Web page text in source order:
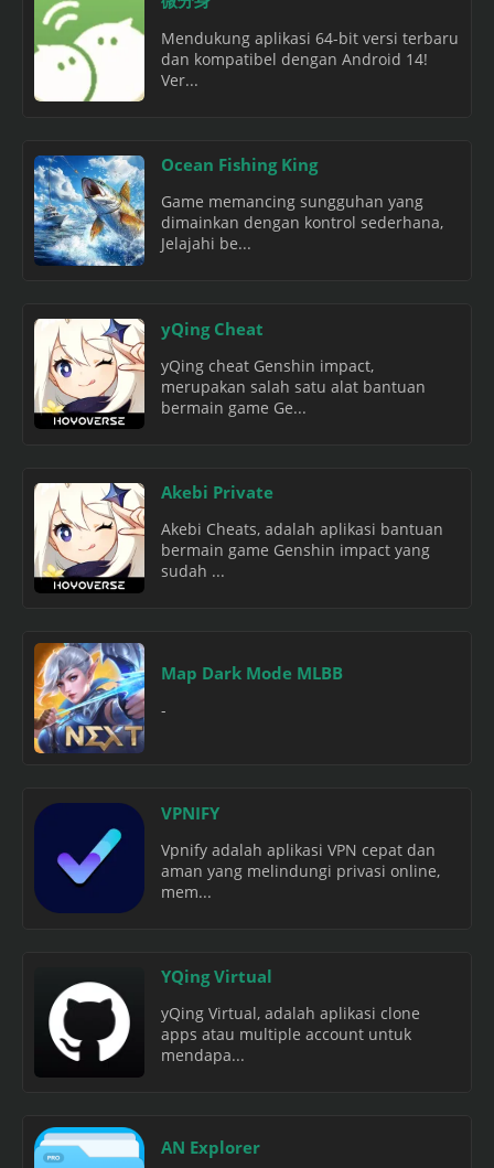
Mendukung aplikasi 64-bit versi terbaru
dan kompatibel dengan Android 14!
Ver...
Ocean Fishing King
Game memancing sungguhan yang
dimainkan dengan kontrol sederhana,
Jelajahi be...
yQing Cheat
yQing cheat Genshin impact,
merupakan salah satu alat bantuan
bermain game Ge...
Akebi Private
Akebi Cheats, adalah aplikasi bantuan
bermain game Genshin impact yang
sudah ...
Map Dark Mode MLBB
-
VPNIFY
Vpnify adalah aplikasi VPN cepat dan
aman yang melindungi privasi online,
mem...
YQing Virtual
yQing Virtual, adalah aplikasi clone
apps atau multiple account untuk
mendapa...
AN Explorer